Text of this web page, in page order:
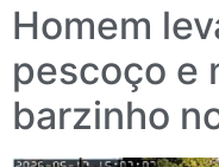
Homem
pescoço e
barzinho